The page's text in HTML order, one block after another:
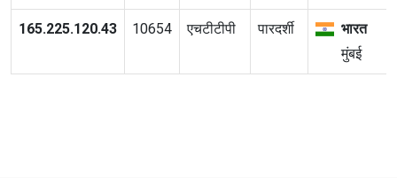
165.225.120.43 10654 एचटीटीपी पारदर्शी
भारत
मुंबई